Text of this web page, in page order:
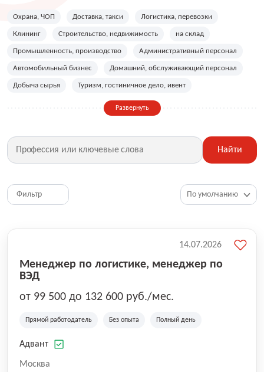
Охрана, ЧОП Доставка, такси Логистика, перевозки
Клининг Строительство, недвижимость на склад
Промышленность, производство Административный персонал
Автомобильный бизнес Домашний, обслуживающий персонал
Добыча сырья Туризм, гостиничное дело, ивент
Дизайн, искусство, ивент
Фитнес, красота, спорт Страхование
Медицина, фармацевтика Маркетинг, PR, реклама
HR, управление персоналом
Топ менеджмент, руководители
Развернуть
Найти
Фильтр
Менеджер по логистике, менеджер по
ВЭД
от 99 500 до 132 600 руб./мес.
Прямой работодатель Без опыта Полный день
Адвант
Москва
14.07.2026